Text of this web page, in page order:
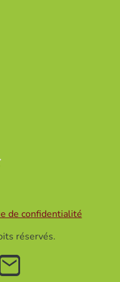
de confidentialité
réservés.